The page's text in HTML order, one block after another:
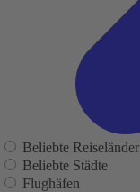
Beliebte Reiseländer
Beliebte Städte
Flughäfen